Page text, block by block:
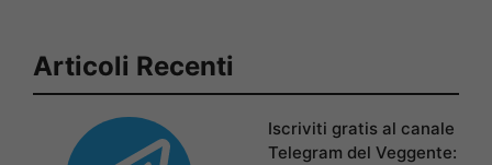
Articoli Recenti
Iscriviti gratis al canale
Telegram del Veggente: